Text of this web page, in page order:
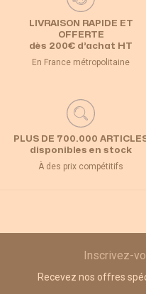
LIVRAISON RAPIDE ET
OFFERTE
dès 200€ d’achat HT
En France métropolitaine
PLUS DE 700.000
disponibles en stock
À des prix compétitifs
Inscrivez-
Recevez nos offres